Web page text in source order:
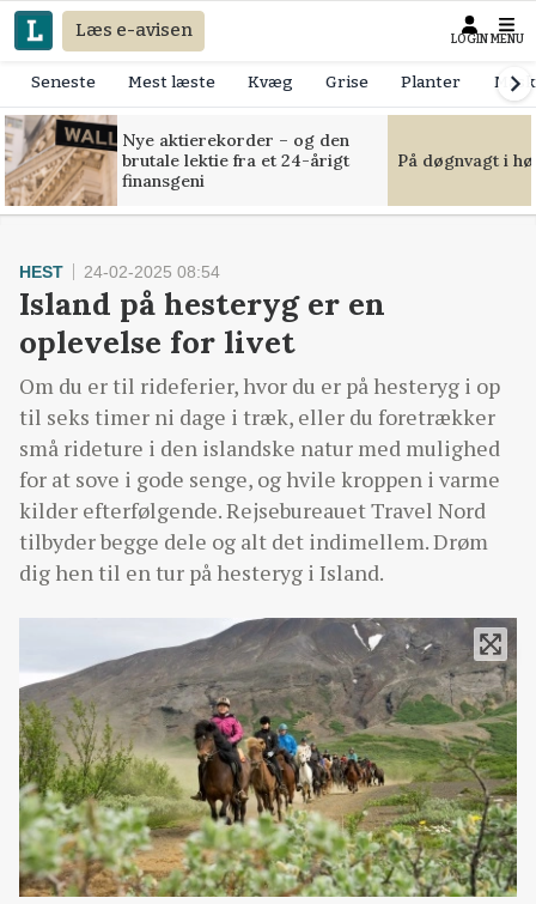
Læs e-avisen LOGIN MENU
Seneste Mest læste Kvæg Grise Planter
Nye aktierekorder – og den
brutale lektie fra et 24-årigt
finansgeni
På døgnvagt i
HEST 24-02-2025 08:54
Island på hesteryg er en
oplevelse for livet
Om du er til rideferier, hvor du er på hesteryg i op
til seks timer ni dage i træk, eller du foretrækker
små rideture i den islandske natur med mulighed
for at sove i gode senge, og hvile kroppen i varme
kilder efterfølgende. Rejsebureauet Travel Nord
tilbyder begge dele og alt det indimellem. Drøm
dig hen til en tur på hesteryg i Island.